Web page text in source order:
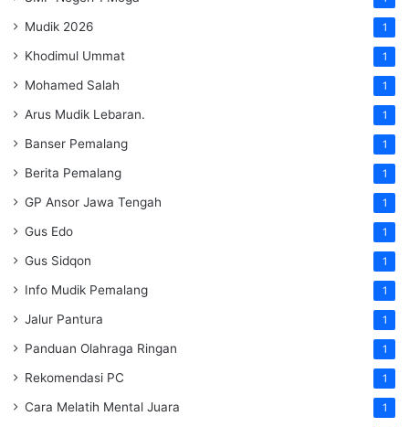
Mudik 2026 1
Khodimul Ummat 1
Mohamed Salah 1
Arus Mudik Lebaran. 1
Banser Pemalang 1
Berita Pemalang 1
GP Ansor Jawa Tengah 1
Gus Edo 1
Gus Sidqon 1
Info Mudik Pemalang 1
Jalur Pantura 1
Panduan Olahraga Ringan 1
Rekomendasi PC 1
Cara Melatih Mental Juara 1